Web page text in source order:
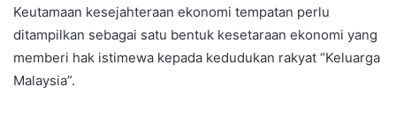
Keutamaan kesejahteraan ekonomi tempatan perlu
ditampilkan sebagai satu bentuk kesetaraan ekonomi yang
memberi hak istimewa kepada kedudukan rakyat “Keluarga
Malaysia”.